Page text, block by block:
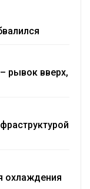
рывок вверх,
охлаждения